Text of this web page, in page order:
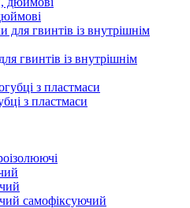
гвинтів із внутрішнім
з пластмаси
самофіксуючий